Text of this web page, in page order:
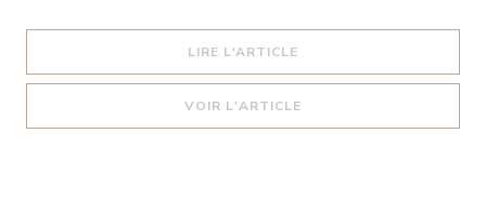
LIRE L'ARTICLE
VOIR L'ARTICLE((OUVRE UNE NOUVELLE